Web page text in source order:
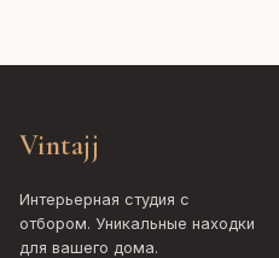
Vintajj
Интерьерная студия с
отбором. Уникальные находки
для вашего дома.